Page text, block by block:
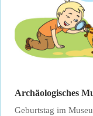
Archäologisches
Geburtstag im